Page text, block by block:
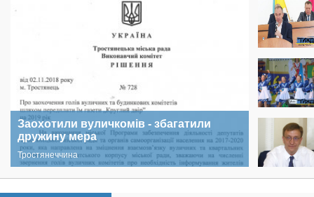
Заохотили вуличкомів - збагатили
дружину мера
Тростянеччина